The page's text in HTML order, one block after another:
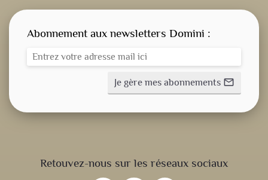
Retouvez-nous sur les réseaux sociaux
Abonnement aux newsletters Domini :
Je gère mes abonnements mail_outline